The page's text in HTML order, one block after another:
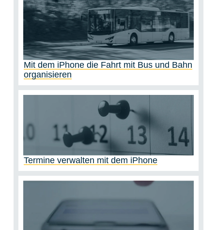
Mit dem iPhone die Fahrt mit Bus und Bahn
organisieren
Termine verwalten mit dem iPhone